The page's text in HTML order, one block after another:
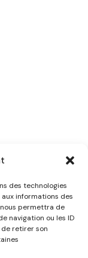
des technologies
informations des
permettra de
navigation ou les ID
retirer son